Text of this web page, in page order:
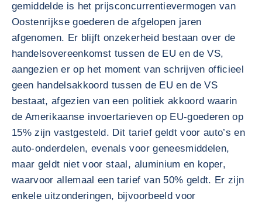
gemiddelde is het prijsconcurrentievermogen van
Oostenrijkse goederen de afgelopen jaren
afgenomen. Er blijft onzekerheid bestaan over de
handelsovereenkomst tussen de EU en de VS,
aangezien er op het moment van schrijven officieel
geen handelsakkoord tussen de EU en de VS
bestaat, afgezien van een politiek akkoord waarin
de Amerikaanse invoertarieven op EU-goederen op
15% zijn vastgesteld. Dit tarief geldt voor auto’s en
auto-onderdelen, evenals voor geneesmiddelen,
maar geldt niet voor staal, aluminium en koper,
waarvoor allemaal een tarief van 50% geldt. Er zijn
enkele uitzonderingen, bijvoorbeeld voor